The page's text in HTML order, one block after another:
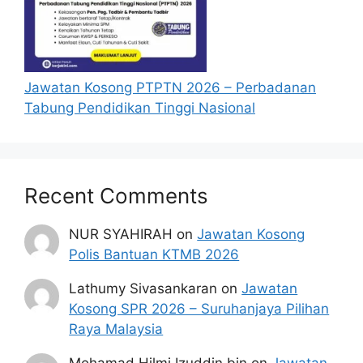
Jawatan Kosong PTPTN 2026 – Perbadanan
Tabung Pendidikan Tinggi Nasional
Recent Comments
NUR SYAHIRAH onJawatan Kosong
Polis Bantuan KTMB 2026
Lathumy Sivasankaran onJawatan
Kosong SPR 2026 – Suruhanjaya Pilihan
Raya Malaysia